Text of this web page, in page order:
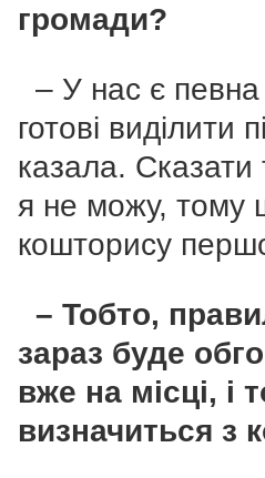
громади?
– У нас є
готові виділити
казала.
я не можу, тому
кошторису
– Тобто,
зараз буде
вже на місці, і
визначиться з